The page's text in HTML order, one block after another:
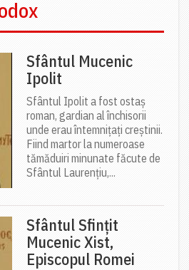
Sfântul Mucenic
Ipolit
Sfântul Ipolit a fost ostaș
roman, gardian al închisorii
unde erau întemnițați creștinii.
Fiind martor la numeroase
tămăduiri minunate făcute de
Sfântul Laurențiu,...
Sfântul Sfințit
Mucenic Xist,
Episcopul Romei